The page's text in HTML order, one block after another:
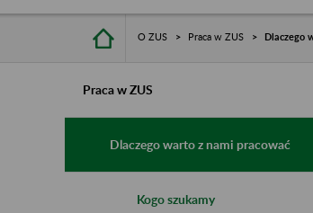
O ZUS Praca w ZUS Dlaczego
Praca w ZUS
Dlaczego warto z nami pracować
Kogo szukamy